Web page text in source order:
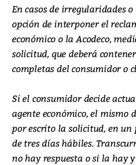
En casos de irregularidades o
opción de interponer el
económico o la Acodeco,
solicitud, que deberá
completas del consumidor o
Si el consumidor decide
agente económico, el mismo
por escrito la solicitud, en
de tres días hábiles.
no hay respuesta o si la hay